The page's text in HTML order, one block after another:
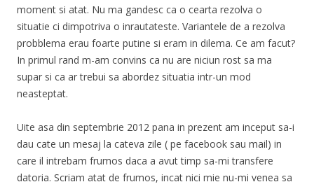
moment si atat. Nu ma gandesc ca o cearta rezolva o
situatie ci dimpotriva o inrautateste. Variantele de a rezolva
probblema erau foarte putine si eram in dilema. Ce am facut?
In primul rand m-am convins ca nu are niciun rost sa ma
supar si ca ar trebui sa abordez situatia intr-un mod
neasteptat.
Uite asa din septembrie 2012 pana in prezent am inceput sa-i
dau cate un mesaj la cateva zile ( pe facebook sau mail) in
care il intrebam frumos daca a avut timp sa-mi transfere
datoria. Scriam atat de frumos, incat nici mie nu-mi venea sa